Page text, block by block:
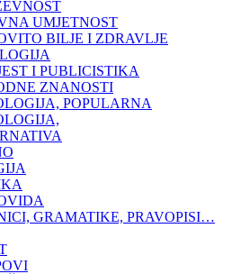
UMJETNOST
BILJE I ZDRAVLJE
I PUBLICISTIKA
ZNANOSTI
POPULARNA
GRAMATIKE, PRAVOPISI…